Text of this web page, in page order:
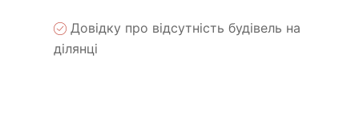
Довідку про відсутність будівель на
ділянці